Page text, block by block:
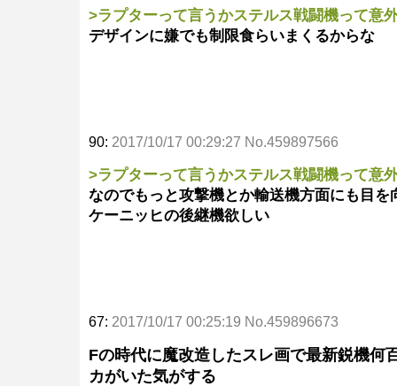
>ラプターって言うかステルス戦闘機って意
デザインに嫌でも制限食らいまくるからな
90: 2017/10/17 00:29:27 No.459897566
>ラプターって言うかステルス戦闘機って意
なのでもっと攻撃機とか輸送機方面にも目を
ケーニッヒの後継機欲しい
67: 2017/10/17 00:25:19 No.459896673
Fの時代に魔改造したスレ画で最新鋭機何
カがいた気がする